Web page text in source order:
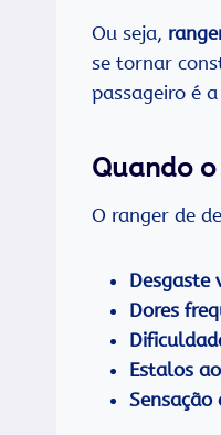
Ou seja,
se tornar
passageiro é
Quando
O ranger de
Desgaste
Dores
Estalos